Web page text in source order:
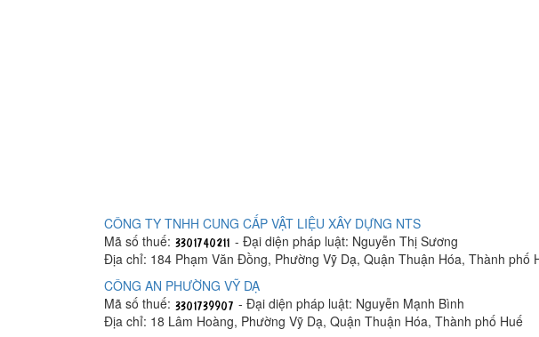
CÔNG TY TNHH CUNG CẤP VẬT LIỆU XÂY DỰNG NTS
Mã số thuế:
- Đại diện pháp luật: Nguyễn Thị Sương
Địa chỉ: 184 Phạm Văn Đồng, Phường Vỹ Dạ, Quận Thuận Hóa, Thành phố
CÔNG AN PHƯỜNG VỸ DẠ
Mã số thuế:
- Đại diện pháp luật: Nguyễn Mạnh Bình
Địa chỉ: 18 Lâm Hoàng, Phường Vỹ Dạ, Quận Thuận Hóa, Thành phố Huế